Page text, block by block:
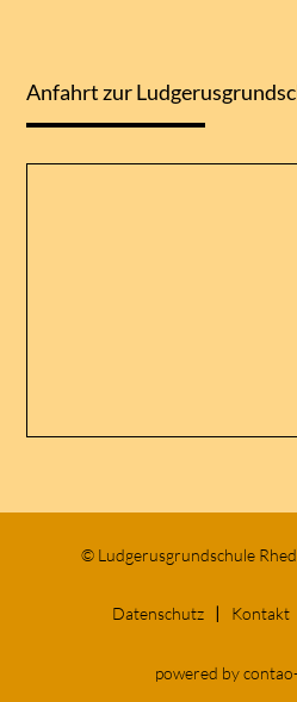
Anfahrt zur
© Ludgerusgrundschule
Datenschutz Kontakt
powered by